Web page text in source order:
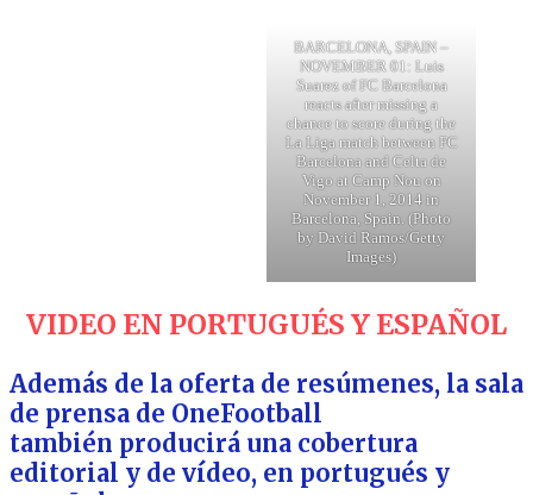
BARCELONA, SPAIN –
NOVEMBER 01: Luis
Suarez of FC Barcelona
reacts after missing a
chance to score during the
La Liga match between FC
Barcelona and Celta de
Vigo at Camp Nou on
November 1, 2014 in
Barcelona, Spain. (Photo
by David Ramos/Getty
Images)
VIDEO EN PORTUGUÉS Y ESPAÑOL
Además de la oferta de resúmenes, la sala
de prensa de OneFootball
también producirá una cobertura
editorial y de vídeo, en portugués y